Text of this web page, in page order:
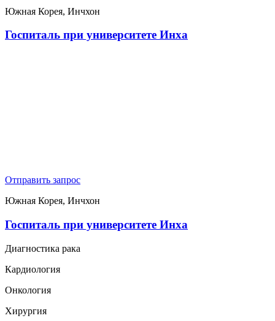
Южная Корея, Инчхон
Госпиталь при университете Инха
Отправить запрос
Южная Корея, Инчхон
Госпиталь при университете Инха
Диагностика рака
Кардиология
Онкология
Хирургия